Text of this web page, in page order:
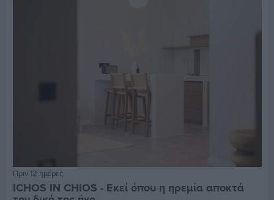
Πριν 12 ημέρες
ICHOS IN CHIOS - Εκεί όπου η ηρεμία αποκτά